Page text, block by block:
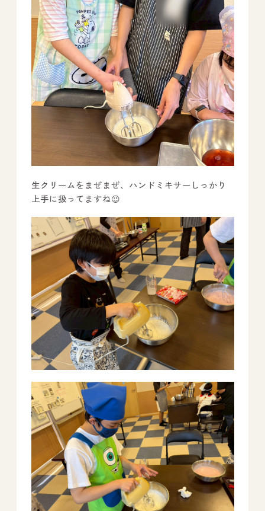
生クリームをまぜまぜ、ハンドミキサーしっかり
上手に扱ってますね😉